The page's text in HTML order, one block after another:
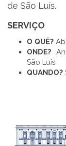
de São Luís.
SERVIÇO
O QUÊ?
ONDE?
São Luís
QUANDO?